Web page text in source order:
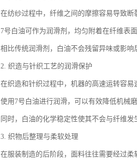
在纺纱过程中，纤维之间的摩擦容易导致断
7号白油可作为润滑剂，均匀附着在纤维表
相比传统润滑剂，白油不会残留异味或影响
2. 织造与针织工艺的润滑保护
在织造和针织过程中，机器的高速运转容易
使用7号白油进行润滑，可以有效降低机械
同时，白油的化学稳定性使其不会与纤维
3. 织物后整理与柔软处理
在服装制造的后阶段，面料往往需要经过柔